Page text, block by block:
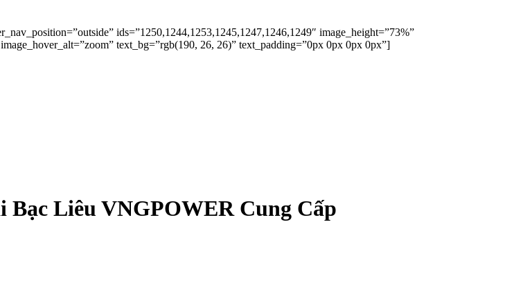
ids=”1250,1244,1253,1245,1247,1246,1249″ image_height=”73%”
text_bg=”rgb(190, 26, 26)” text_padding=”0px 0px 0px 0px”]
Bạc Liêu VNGPOWER Cung Cấp